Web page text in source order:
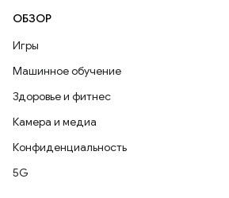
ОБЗОР
Игры
Машинное обучение
Здоровье и фитнес
Камера и медиа
Конфиденциальность
5G